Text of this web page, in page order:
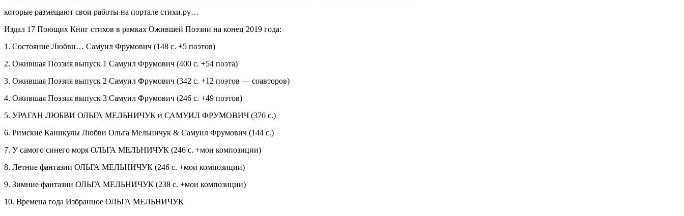
которые размещают свои работы на портале стихи.ру…
Издал 17 Поющих Книг стихов в рамках Ожившей Поэзии на конец 2019 года:
1. Состояние Любви… Самуил Фрумович (148 с. +5 поэтов)
2. Ожившая Поэзия выпуск 1 Самуил Фрумович (400 с. +54 поэта)
3. Ожившая Поэзия выпуск 2 Самуил Фрумович (342 с. +12 поэтов — соавторов)
4. Ожившая Поэзия выпуск 3 Самуил Фрумович (246 с. +49 поэтов)
5. УРАГАН ЛЮБВИ ОЛЬГА МЕЛЬНИЧУК и САМУИЛ ФРУМОВИЧ (376 с.)
6. Римские Каникулы Любви Ольга Мельничук & Самуил Фрумович (144 с.)
7. У самого синего моря ОЛЬГА МЕЛЬНИЧУК (246 с. +мои композиции)
8. Летние фантазии ОЛЬГА МЕЛЬНИЧУК (246 с. +мои композиции)
9. Зимние фантазии ОЛЬГА МЕЛЬНИЧУК (238 с. +мои композиции)
10. Времена года Избранное ОЛЬГА МЕЛЬНИЧУК